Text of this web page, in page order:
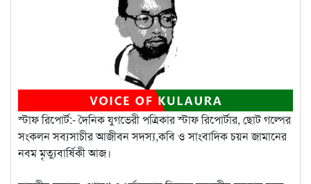
স্টাফ রিপোর্ট:- দৈনিক যুগভেরী পত্রিকার স্টাফ রিপোর্টার, ছোট গল্পের
সংকলন সব্যসাচীর আজীবন সদস্য,কবি ও সাংবাদিক চয়ন জামানের
নবম মৃত্যুবার্ষিকী আজ।